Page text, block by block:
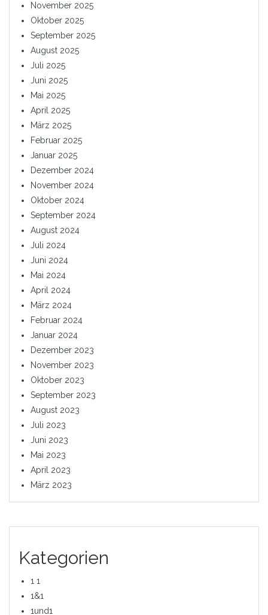
November 2025
Oktober 2025
September 2025
August 2025
Juli 2025
Juni 2025
Mai 2025
April 2025
März 2025
Februar 2025
Januar 2025
Dezember 2024
November 2024
Oktober 2024
September 2024
August 2024
Juli 2024
Juni 2024
Mai 2024
April 2024
März 2024
Februar 2024
Januar 2024
Dezember 2023
November 2023
Oktober 2023
September 2023
August 2023
Juli 2023
Juni 2023
Mai 2023
April 2023
März 2023
Kategorien
1 1
1&1
1und1